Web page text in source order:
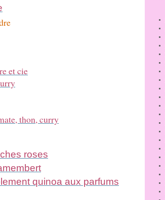
et cie
thon, curry
roses
quinoa aux parfums